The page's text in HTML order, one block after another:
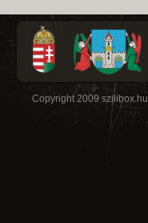
Copyright 2009 szilibox.hu